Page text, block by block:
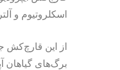
اسکلروتیوم و
از این قارچ‌کش
برگ‌های گیاهان